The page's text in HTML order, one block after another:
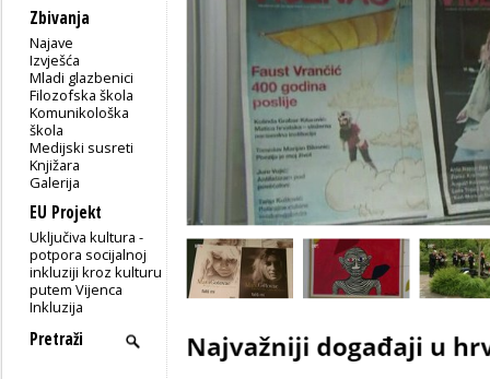
Zbivanja
Najave
Izvješća
Mladi glazbenici
Filozofska škola
Komunikološka
škola
Medijski susreti
Knjižara
Galerija
EU Projekt
Uključiva kultura -
potpora socijalnoj
inkluziji kroz kulturu
putem Vijenca
Inkluzija